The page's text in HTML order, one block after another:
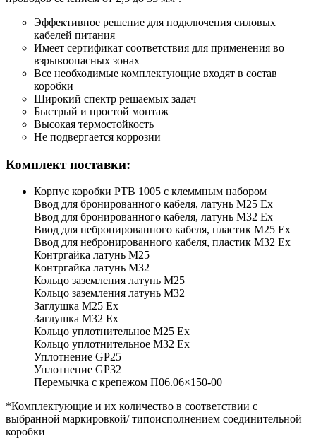
Эффективное решение для подключения силовых
кабелей питания
Имеет сертификат соответствия для применения во
взрывоопасных зонах
Все необходимые комплектующие входят в состав
коробки
Широкий спектр решаемых задач
Быстрый и простой монтаж
Высокая термостойкость
Не подвергается коррозии
Комплект поставки:
Корпус коробки РТВ 1005 с клеммным набором
Ввод для бронированного кабеля, латунь М25 Ех
Ввод для бронированного кабеля, латунь М32 Ех
Ввод для небронированного кабеля, пластик М25 Ех
Ввод для небронированного кабеля, пластик М32 Ех
Контргайка латунь М25
Контргайка латунь М32
Кольцо заземления латунь М25
Кольцо заземления латунь М32
Заглушка М25 Ex
Заглушка М32 Ex
Кольцо уплотнительное М25 Ex
Кольцо уплотнительное М32 Ex
Уплотнение GP25
Уплотнение GP32
Перемычка с крепежом П06.06×150-00
*Комплектующие и их количество в соответствии с
выбранной маркировкой/ типоисполнением соединительной
коробки